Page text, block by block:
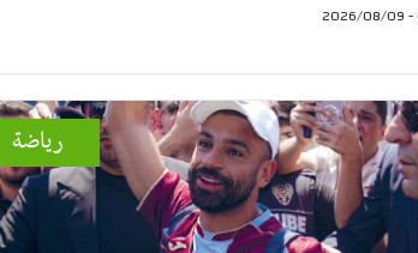
رياضة